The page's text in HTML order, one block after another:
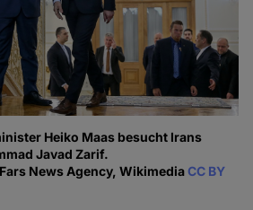
Heiko Maas besucht Irans
Javad Zarif.
News Agency, WikimediaCC BY